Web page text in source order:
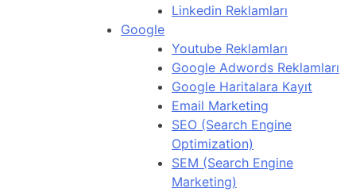
Linkedin Reklamları
Google
Youtube Reklamları
Google Adwords Reklamları
Google Haritalara Kayıt
Email Marketing
SEO (Search Engine
Optimization)
SEM (Search Engine
Marketing)